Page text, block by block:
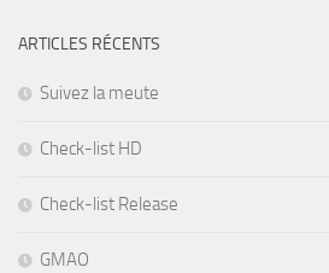
ARTICLES RÉCENTS
Suivez la meute
Check-list HD
Check-list Release
GMAO